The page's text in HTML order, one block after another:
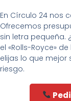
En Círculo 24 nos
Ofrecemos
sin letra pequeña.
el «Rolls-Royce»
elijas lo que
riesgo.